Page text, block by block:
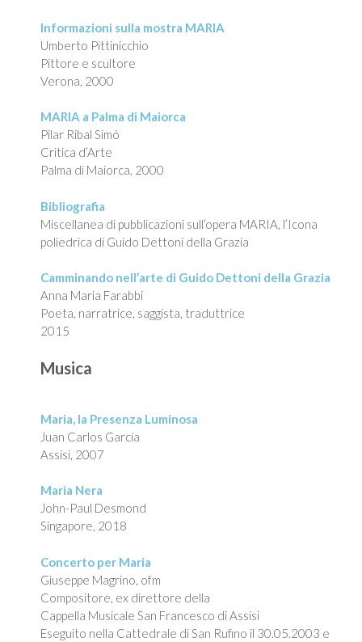
Informazioni sulla mostra MARIA
Umberto Pittinicchio
Pittore e scultore
Verona, 2000
MARIA a Palma di Maiorca
Pilar Ribal Simó
Critica d’Arte
Palma di Maiorca, 2000
Bibliografia
Miscellanea di pubblicazioni sull’opera MARIA, l’Icona
poliedrica di Guido Dettoni della Grazia
Camminando nell’arte di Guido Dettoni della Grazia
Anna Maria Farabbi
Poeta, narratrice, saggista, traduttrice
2015
Musica
Maria, la Presenza Luminosa
Juan Carlos García
Assisi, 2007
Maria Nera
John-Paul Desmond
Singapore, 2018
Concerto per Maria
Giuseppe Magrino, ofm
Compositore, ex direttore della
Cappella Musicale San Francesco di Assisi
Eseguito nella Cattedrale di San Rufino il 30.05.2003 e